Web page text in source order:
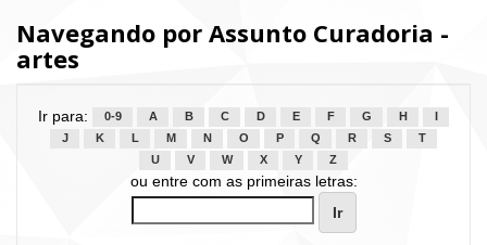
Navegando por Assunto Curadoria -
artes
Ir para: 0-9 A B C D E F G H
J
K L M N O P Q R S
T
U
V W X Y Z
ou entre com as primeiras letras: